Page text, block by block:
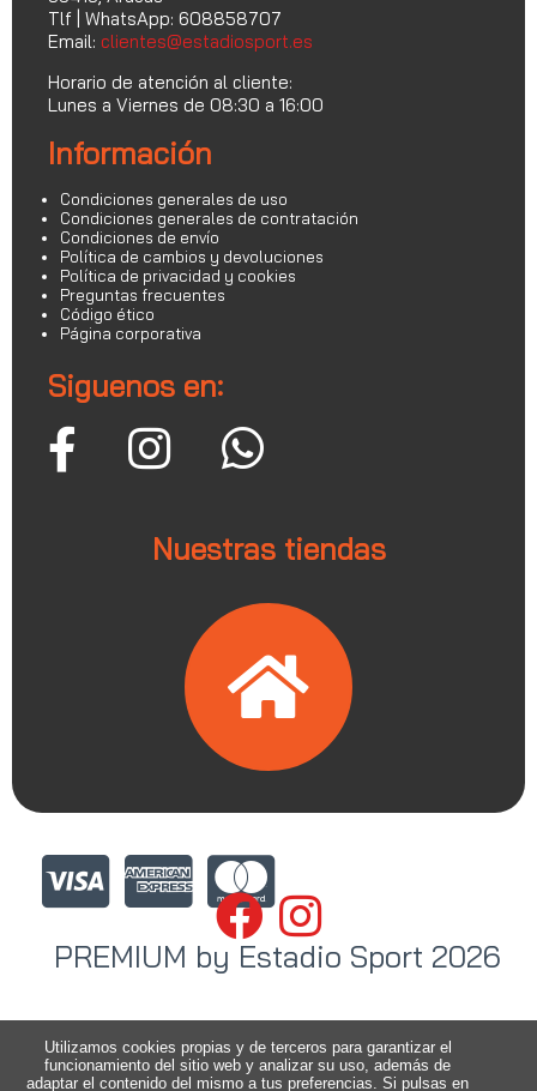
Tlf | WhatsApp: 608858707
Email: clientes@estadiosport.es
Horario de atención al cliente:
Lunes a Viernes de 08:30 a 16:00
Información
Condiciones generales de uso
Condiciones generales de contratación
Condiciones de envío
Política de cambios y devoluciones
Política de privacidad y cookies
Preguntas frecuentes
Código ético
Página corporativa
Siguenos en:
Nuestras tiendas
PREMIUM by Estadio Sport 2026
Utilizamos cookies propias y de terceros para garantizar el
funcionamiento del sitio web y analizar su uso, además de
adaptar el contenido del mismo a tus preferencias. Si pulsas en